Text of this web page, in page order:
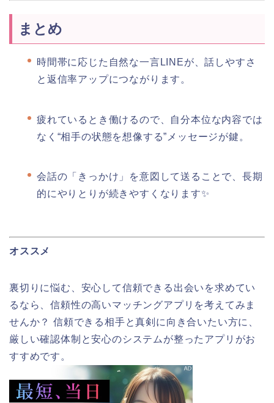
まとめ
時間帯に応じた自然な一言LINEが、話しやすさ
と返信率アップにつながります。
疲れているとき働けるので、自分本位な内容では
なく“相手の状態を想像する”メッセージが鍵。
会話の「きっかけ」を意図して送ることで、長期
的にやりとりが続きやすくなります✨
オススメ
裏切りに悩む、安心して信頼できる出会いを求めてい
るなら、信頼性の高いマッチングアプリを考えてみま
せんか？ 信頼できる相手と真剣に向き合いたい方に、
厳しい確認体制と安心のシステムが整ったアプリがお
すすめです。